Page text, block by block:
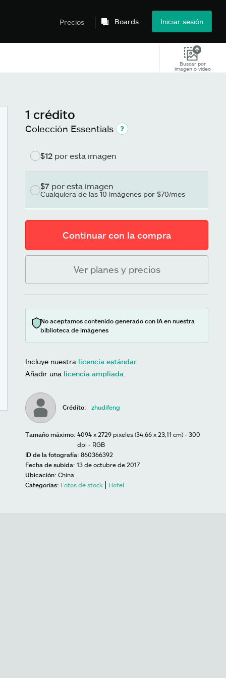
Precios Boards Iniciar sesión
Buscar por
imagen o vídeo
1 crédito
Colección Essentials
$12 por esta imagen
$7 por esta imagen
Cualquiera de las 10 imágenes por $70/mes
Continuar con la compra
Ver planes y precios
No aceptamos contenido generado con IA en nuestra
biblioteca de imágenes
Incluye nuestra licencia estándar
Añadir una licencia ampliada
Crédito: zhudifeng
Tamaño máximo: 4094 x 2729 píxeles (34,66 x 23,11 cm) - 300
dpi - RGB
ID de la fotografía: 860366392
Fecha de subida: 13 de octubre de 2017
Ubicación: China
Categorías: Fotos de stock Hotel